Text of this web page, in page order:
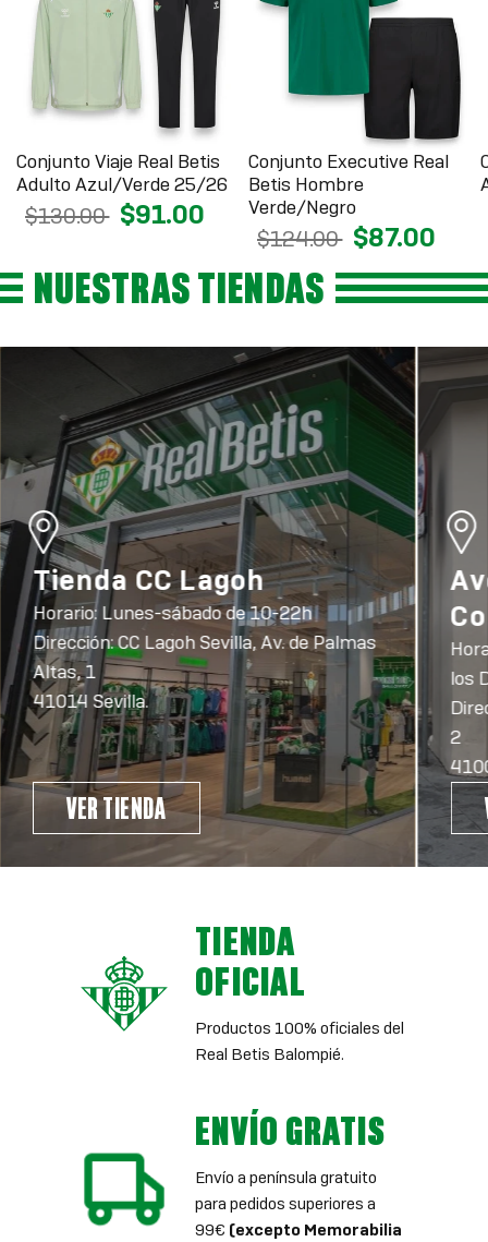
Conjunto Viaje Real Betis
Adulto Azul/Verde 25/26
$130.00 $91.00
Conjunto Executive Real
Betis Hombre
Verde/Negro
$124.00 $87.00
NUESTRAS TIENDAS
Tienda CC Lagoh
Horario: Lunes-sábado de 10-22h
Dirección: CC Lagoh Sevilla, Av. de Palmas
Altas, 1
41014 Sevilla.
VER TIENDA
los
2
TIENDA
OFICIAL
Productos 100% oficiales del
Real Betis Balompié.
ENVÍO GRATIS
Envío a península gratuito
para pedidos superiores a
99€ (excepto Memorabilia